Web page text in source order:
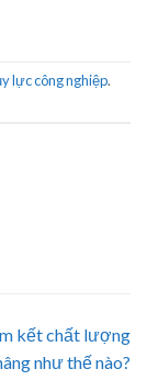
lực công nghiệp.
kết chất lượng
như thế nào?